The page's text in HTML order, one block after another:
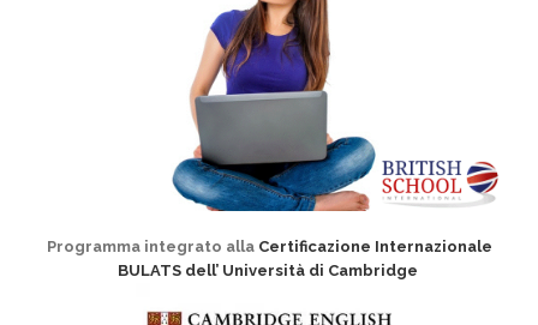
Programma integrato alla Certificazione Internazionale
BULATS dell’ Università di Cambridge